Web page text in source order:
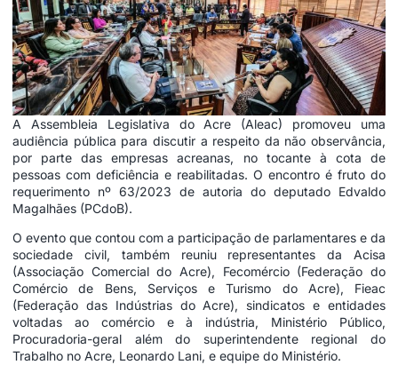
A Assembleia Legislativa do Acre (Aleac) promoveu uma
audiência pública para discutir a respeito da não observância,
por parte das empresas acreanas, no tocante à cota de
pessoas com deficiência e reabilitadas. O encontro é fruto do
requerimento nº 63/2023 de autoria do deputado Edvaldo
Magalhães (PCdoB).
O evento que contou com a participação de parlamentares e da
sociedade civil, também reuniu representantes da Acisa
(Associação Comercial do Acre), Fecomércio (Federação do
Comércio de Bens, Serviços e Turismo do Acre), Fieac
(Federação das Indústrias do Acre), sindicatos e entidades
voltadas ao comércio e à indústria, Ministério Público,
Procuradoria-geral além do superintendente regional do
Trabalho no Acre, Leonardo Lani, e equipe do Ministério.